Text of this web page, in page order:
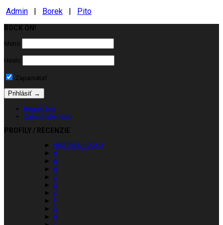
Admin | Borek | Pito
Milujeme ROCK
ROCK ON!
Meno
Heslo
Zapamätať
Registrácia
Zabudnuté heslo
PROFILY / RECENZIE
► HISTÓRIA ROCKU
► #
► A
► B
► C
► D
► E
► F
► G
► H